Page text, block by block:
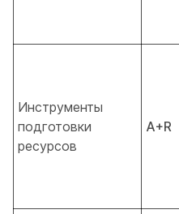
Инструменты
подготовки
ресурсов
A+R